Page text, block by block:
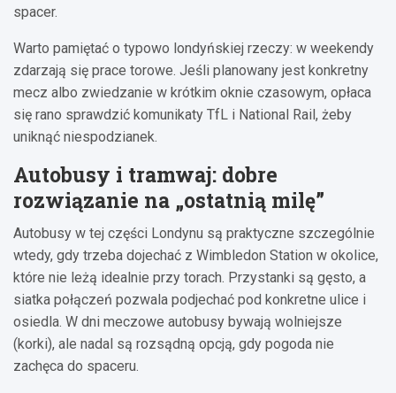
spacer.
Warto pamiętać o typowo londyńskiej rzeczy: w weekendy
zdarzają się prace torowe. Jeśli planowany jest konkretny
mecz albo zwiedzanie w krótkim oknie czasowym, opłaca
się rano sprawdzić komunikaty TfL i National Rail, żeby
uniknąć niespodzianek.
Autobusy i tramwaj: dobre
rozwiązanie na „ostatnią milę”
Autobusy w tej części Londynu są praktyczne szczególnie
wtedy, gdy trzeba dojechać z Wimbledon Station w okolice,
które nie leżą idealnie przy torach. Przystanki są gęsto, a
siatka połączeń pozwala podjechać pod konkretne ulice i
osiedla. W dni meczowe autobusy bywają wolniejsze
(korki), ale nadal są rozsądną opcją, gdy pogoda nie
zachęca do spaceru.